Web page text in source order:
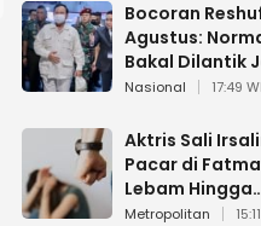
Bocoran
Agustus:
Bakal Dilantik
Wamenhan RI
Nasional 17:49
Aktris Sali
Pacar di
Lebam Hingga
Diselamatkan
Metropolitan